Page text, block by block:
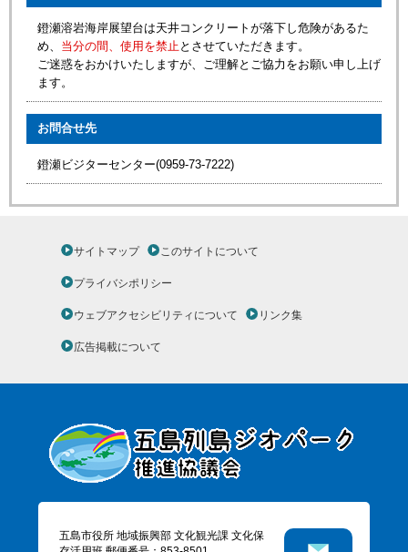
鐙瀬溶岩海岸展望台は天井コンクリートが落下し危険があるた
め、 当分の間、使用を禁止 とさせていただきます。
ご迷惑をおかけいたしますが、ご理解とご協力をお願い申し上げ
ます。
お問合せ先
鐙瀬ビジターセンター(0959-73-7222)
サイトマップ このサイトについて
プライバシポリシー
ウェブアクセシビリティについて リンク集
広告掲載について
五島市役所 地域振興部 文化観光課 文化保